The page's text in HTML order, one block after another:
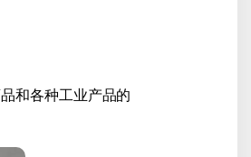
和各种工业产品的